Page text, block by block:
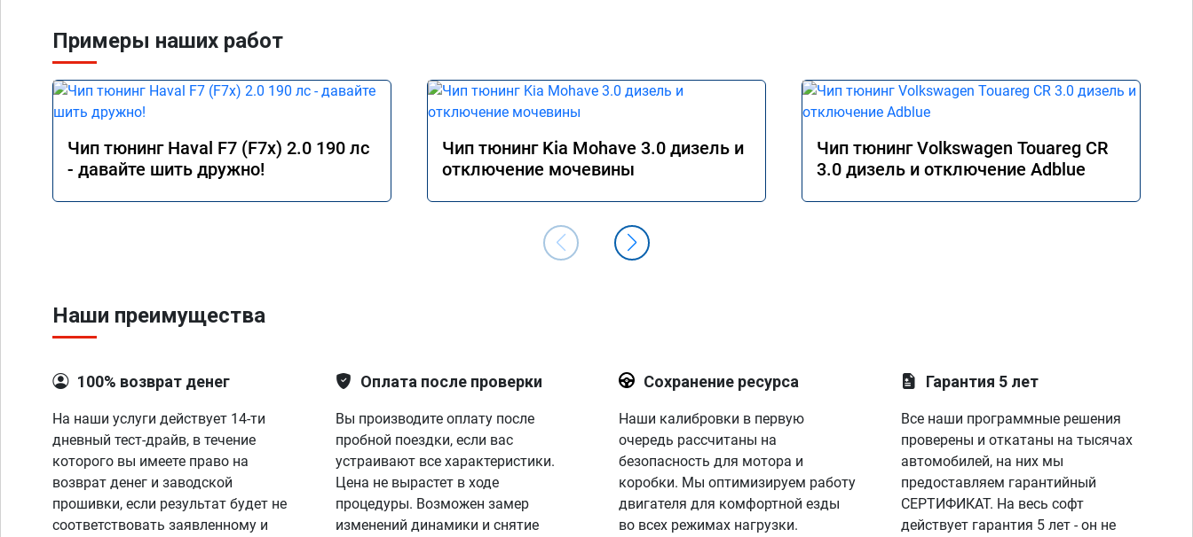
Примеры наших работ
Чип тюнинг Haval F7 (F7x) 2.0 190 лс
- давайте шить дружно!
Чип тюнинг Kia Mohave 3.0 дизель и
отключение мочевины
Чип тюнинг Volkswagen Touareg CR
3.0 дизель и отключение Adblue
Наши преимущества
100% возврат денег
На наши услуги действует 14-ти
дневный тест-драйв, в течение
которого вы имеете право на
возврат денег и заводской
прошивки, если результат будет не
соответствовать заявленному и
Оплата после проверки
Вы производите оплату после
пробной поездки, если вас
устраивают все характеристики.
Цена не вырастет в ходе
процедуры. Возможен замер
изменений динамики и снятие
Сохранение ресурса
Наши калибровки в первую
очередь рассчитаны на
безопасность для мотора и
коробки. Мы оптимизируем работу
двигателя для комфортной езды
во всех режимах нагрузки.
Гарантия 5 лет
Все наши программные решения
проверены и откатаны на тысячах
автомобилей, на них мы
предоставляем гарантийный
СЕРТИФИКАТ. На весь софт
действует гарантия 5 лет - он не